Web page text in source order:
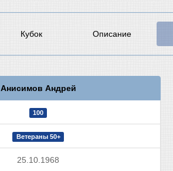
Кубок Описание
Анисимов Андрей
100
Ветераны 50+
25.10.1968